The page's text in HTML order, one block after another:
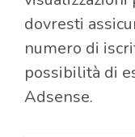
dovresti
numero di
possibilità di
Adsense.